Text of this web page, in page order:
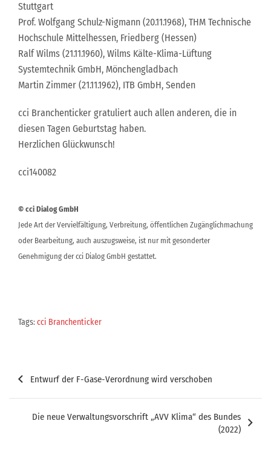
Stuttgart
Prof. Wolfgang Schulz-Nigmann (20.11.1968), THM Technische
Hochschule Mittelhessen, Friedberg (Hessen)
Ralf Wilms (21.11.1960), Wilms Kälte-Klima-Lüftung
Systemtechnik GmbH, Mönchengladbach
Martin Zimmer (21.11.1962), ITB GmbH, Senden
cci Branchenticker gratuliert auch allen anderen, die in
diesen Tagen Geburtstag haben.
Herzlichen Glückwunsch!
cci140082
© cci Dialog GmbH
Jede Art der Vervielfältigung, Verbreitung, öffentlichen Zugänglichmachung
oder Bearbeitung, auch auszugsweise, ist nur mit gesonderter
Genehmigung der cci Dialog GmbH gestattet.
Tags:cci Branchenticker
Beitragsnavigation
Entwurf der F-Gase-Verordnung wird verschoben
Die neue Verwaltungsvorschrift „AVV Klima“ des Bundes
(2022)